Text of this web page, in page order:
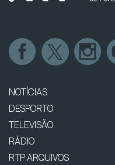
NOTÍCIAS
DESPORTO
TELEVISÃO
RÁDIO
RTP ARQUIVOS